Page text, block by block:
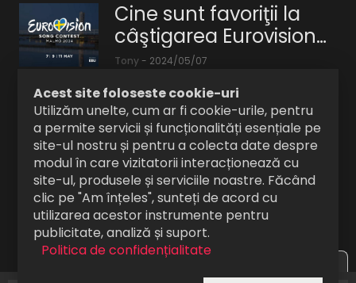
Cine sunt favoriţii la
câştigarea Eurovision
Song Contest 2024?
Tony - 2024/05/07
în
fiecare
an
în
apropierea
începutului
de
lună
mai,
Microfon dinamic
Shure SM7dB pentru
difuzare, podcasting și
înregistrare.
Tony-2024/05/18
Microfon
dinamic
Shure
SM7dB
pentru
OnePlus 12 va veni cu o
baterie de 5.400mAh
Tony-2023/08/10
Acest site foloseste cookie-uri
Utilizăm unelte, cum ar fi cookie-urile, pentru
a permite servicii și funcționalități esențiale pe
site-ul nostru și pentru a colecta date despre
modul în care vizitatorii interacționează cu
site-ul, produsele și serviciile noastre. Făcând
clic pe "Am înțeles", sunteți de acord cu
utilizarea acestor instrumente pentru
publicitate, analiză și suport.
Politica de confidențialitate